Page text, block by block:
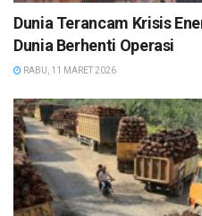
Dunia Terancam Krisis
Dunia Berhenti Operasi
RABU, 11 MARET 2026